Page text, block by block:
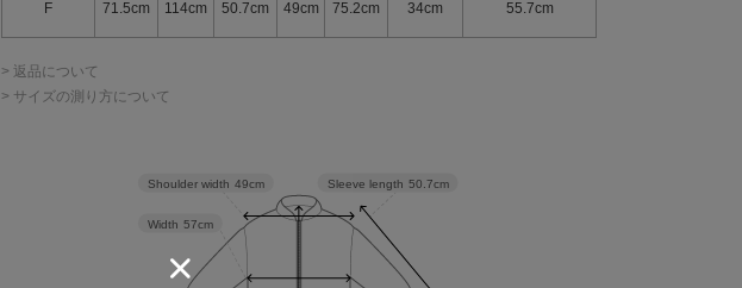
F 71.5cm 114cm 50.7cm 49cm 75.2cm 34cm 55.7cm
> 返品について
> サイズの測り方について
Sleeve length 50.7cm
Width 57cm
Shoulder width 49cm